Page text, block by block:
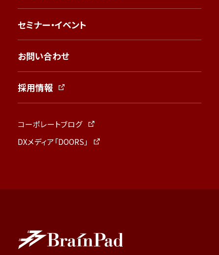
セミナー・イベント
お問い合わせ
採用情報
コーポレートブログ
DXメディア「DOORS」